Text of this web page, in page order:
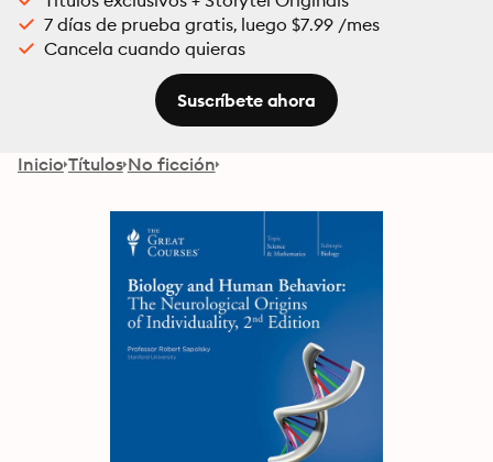
7 días de prueba gratis, luego $7.99 /mes
Cancela cuando quieras
Suscríbete ahora
Inicio Títulos No ficción